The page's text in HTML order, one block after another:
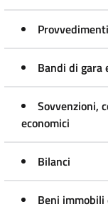
Provvedimenti
Bandi di gara
Sovvenzioni,
economici
Bilanci
Beni